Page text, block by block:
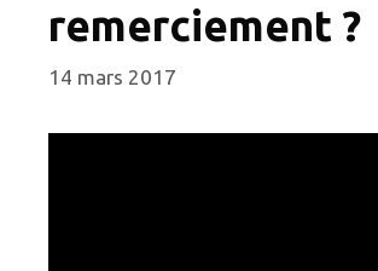
remerciement ?
14 mars 2017